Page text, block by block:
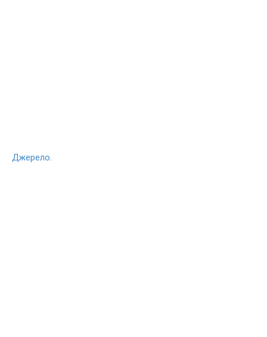
Джерело.